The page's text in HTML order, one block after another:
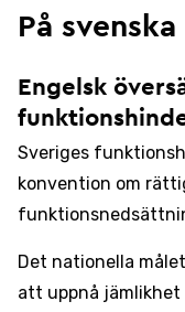
På svenska
Engelsk
Sveriges
konvention om
Det nationella
att uppnå